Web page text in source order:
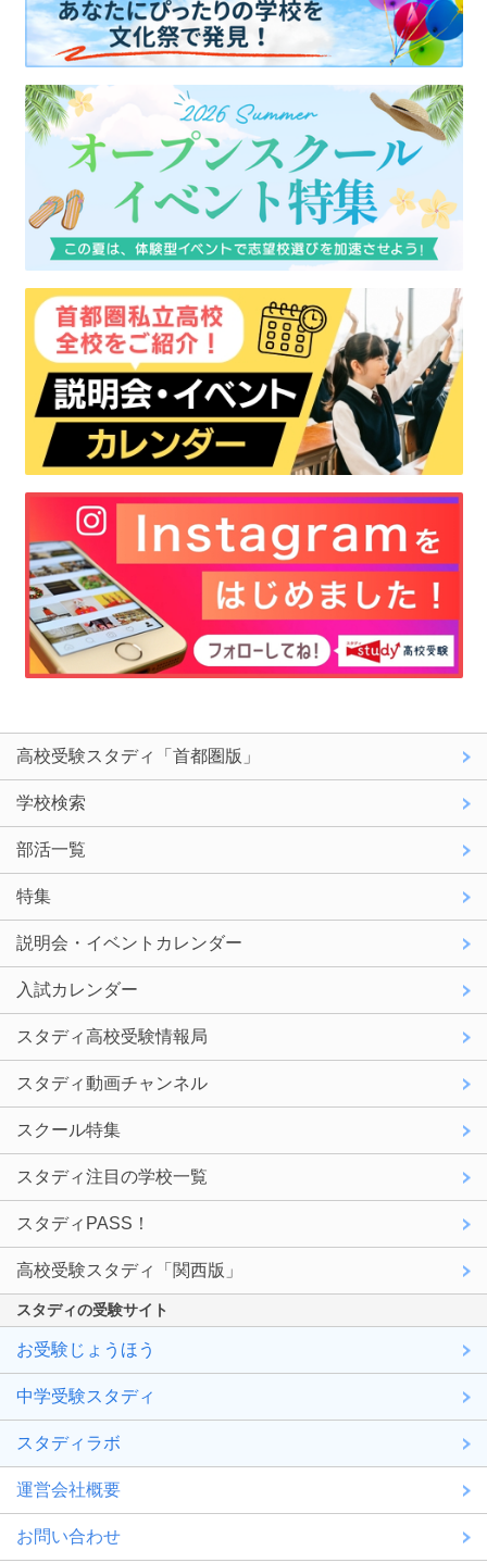
高校受験スタディ「首都圏版」
学校検索
部活一覧
特集
説明会・イベントカレンダー
入試カレンダー
スタディ高校受験情報局
スタディ動画チャンネル
スクール特集
スタディ注目の学校一覧
スタディPASS！
高校受験スタディ「関西版」
スタディの受験サイト
お受験じょうほう
中学受験スタディ
スタディラボ
運営会社概要
お問い合わせ